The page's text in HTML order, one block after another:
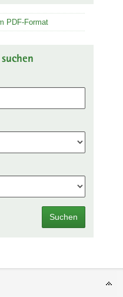
PDF-Format
Suchen